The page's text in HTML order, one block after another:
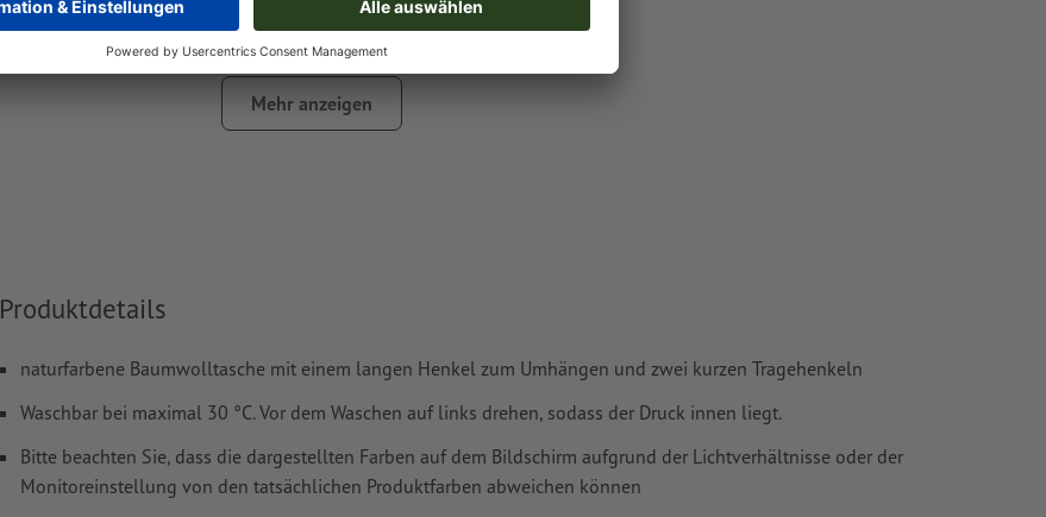
Das druckfertige PDF darf nur Vektoren enthalten; JPEG- oder TIFF-
Bilder und -Vorlagen sind nicht geeignet
Weitere Informationen und Tipps zu
Vektordaten
Mehr anzeigen
Produktdetails
naturfarbene Baumwolltasche mit einem langen Henkel zum Umhängen und zwei kurzen Tragehenkeln
Waschbar bei maximal 30 °C. Vor dem Waschen auf links drehen, sodass der Druck innen liegt.
Bitte beachten Sie, dass die dargestellten Farben auf dem Bildschirm aufgrund der Lichtverhältnisse oder der
Monitoreinstellung von den tatsächlichen Produktfarben abweichen können